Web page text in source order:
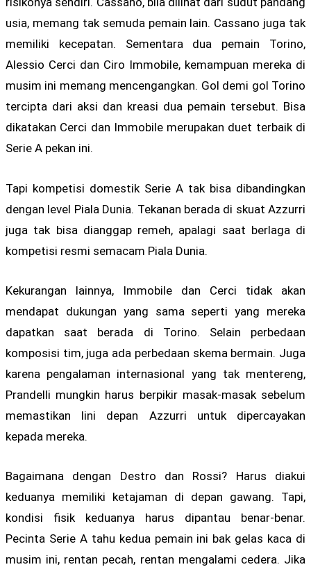
usia, memang tak semuda pemain lain. Cassano juga tak
memiliki kecepatan. Sementara dua pemain Torino,
Alessio Cerci dan Ciro Immobile, kemampuan mereka di
musim ini memang mencengangkan. Gol demi gol Torino
tercipta dari aksi dan kreasi dua pemain tersebut. Bisa
dikatakan Cerci dan Immobile merupakan duet terbaik di
Serie A pekan ini.
Tapi kompetisi domestik Serie A tak bisa dibandingkan
dengan level Piala Dunia. Tekanan berada di skuat Azzurri
juga tak bisa dianggap remeh, apalagi saat berlaga di
kompetisi resmi semacam Piala Dunia.
Kekurangan lainnya, Immobile dan Cerci tidak akan
mendapat dukungan yang sama seperti yang mereka
dapatkan saat berada di Torino. Selain perbedaan
komposisi tim, juga ada perbedaan skema bermain. Juga
karena pengalaman internasional yang tak mentereng,
Prandelli mungkin harus berpikir masak-masak sebelum
memastikan lini depan Azzurri untuk dipercayakan
kepada mereka.
Bagaimana dengan Destro dan Rossi? Harus diakui
keduanya memiliki ketajaman di depan gawang. Tapi,
kondisi fisik keduanya harus dipantau benar-benar.
Pecinta Serie A tahu kedua pemain ini bak gelas kaca di
musim ini, rentan pecah, rentan mengalami cedera. Jika